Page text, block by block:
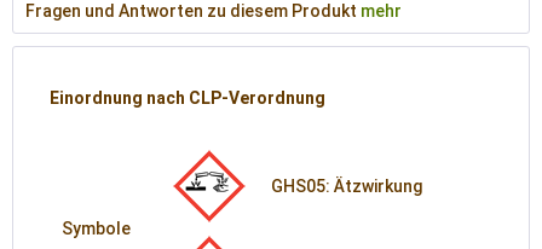
Fragen und Antworten zu diesem Produkt mehr
Einordnung nach CLP-Verordnung
Symbole
GHS05: Ätzwirkung